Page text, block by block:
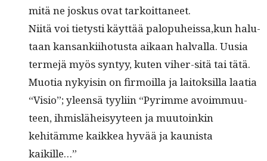
mitä ne joskus ovat tarkoittaneet.
Niitä voi tietysti käyt­tää palopuheissa,kun halu­
taan kansanki­iho­tus­ta aikaan hal­val­la. Uusia
ter­me­jä myös syn­tyy, kuten viher-sitä tai tätä.
Muo­tia nyky­isin on fir­moil­la ja laitok­sil­la laa­tia
“Visio”; yleen­sä tyyli­in “Pyrimme avoim­muu­
teen, ihmis­läheisyy­teen ja muu­toinkin
kehitämme kaikkea hyvää ja kau­nista
kaikille…”